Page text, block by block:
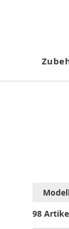
98